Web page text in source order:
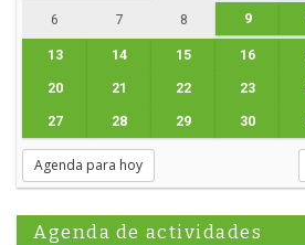
6 7 8 9
13 14 15 16
20 21 22 23
27 28 29 30
Agenda para hoy
Agenda de actividades